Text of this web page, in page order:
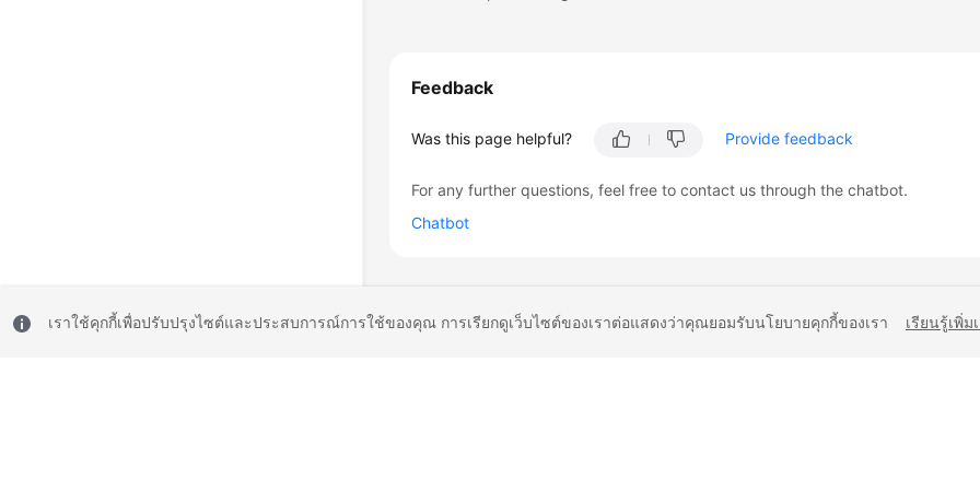
Feedback
Was this page helpful? Provide feedback
For any further questions, feel free to contact us through the chatbot.
Chatbot
เราใช้คุกกี้เพื่อปรับปรุงไซต์และประสบการณ์การใช้ของคุณ การเรียกดูเว็บไซต์ของเราต่อแสดงว่าคุณยอมรับนโยบายคุกกี้ของเรา เรียนรู้เพิ่ม